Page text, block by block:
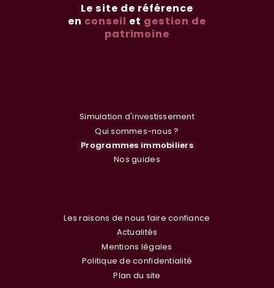
Le site de référence
en conseil et gestion de
patrimoine
Simulation d'investissement
Qui sommes-nous ?
Programmes immobiliers
Nos guides
Les raisons de nous faire confiance
Actualités
Mentions légales
Politique de confidentialité
Plan du site